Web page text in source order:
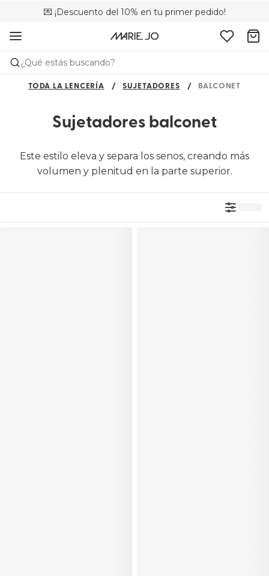
💌 ¡Descuento del 10% en tu primer pedido!
🚚 Envío gratuito a partir de 75 €
📦 Devoluciones gratuitas
¿Qué estás buscando?
TODA LA LENCERÍA SUJETADORES BALCONET
Sujetadores balconet
Este estilo eleva y separa los senos, creando más
volumen y plenitud en la parte superior.